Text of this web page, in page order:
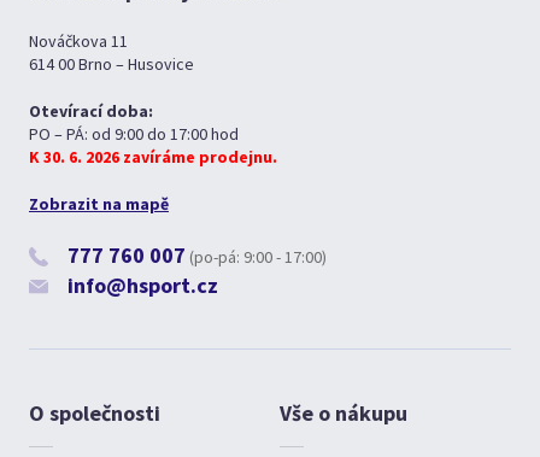
Nováčkova 11
614 00 Brno – Husovice
Otevírací doba:
PO – PÁ: od 9:00 do 17:00 hod
K 30. 6. 2026 zavíráme prodejnu.
Zobrazit na mapě
777 760 007 (po-pá: 9:00 - 17:00)
info@hsport.cz
O společnosti Vše o nákupu